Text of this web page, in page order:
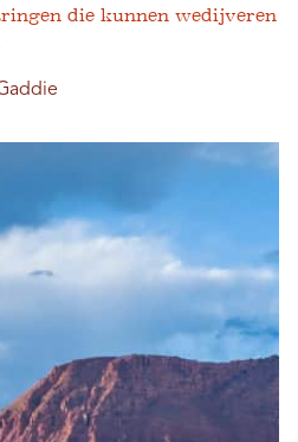
die kunnen wedijveren